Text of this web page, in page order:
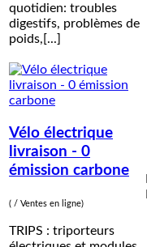
quotidien: troubles
digestifs, problèmes de
poids,[...]
Vélo électrique
livraison - 0
émission carbone
( / Ventes en ligne)
TRIPS : triporteurs